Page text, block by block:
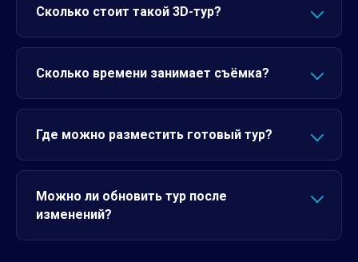
Сколько стоит такой 3D-тур?
Сколько времени занимает съёмка?
Где можно разместить готовый тур?
Можно ли обновить тур после
изменений?